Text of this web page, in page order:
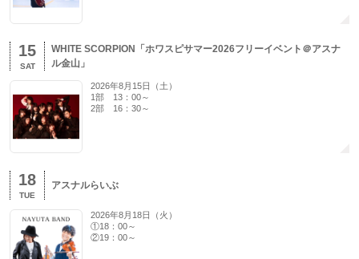
15
SAT
WHITE SCORPION「ホワスピサマー2026フリーイベント＠アスナ
ル金山」
2026年8月15日（土）
1部 13：00～
2部 16：30～
18
TUE
アスナルらいぶ
2026年8月18日（火）
①18：00～
②19：00～